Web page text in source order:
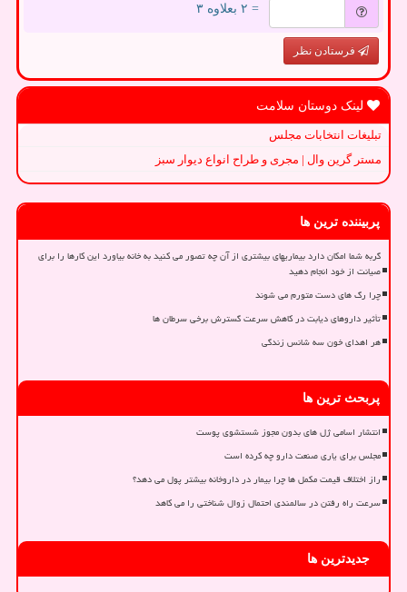
= ۲ بعلاوه ۳
فرستادن نظر
لینک دوستان سلامت
تبلیغات انتخابات مجلس
مستر گرین وال | مجری و طراح انواع دیوار سبز
پربیننده ترین ها
گربه شما امکان دارد بیماریهای بیشتری از آن چه تصور می کنید به خانه بیاورد این کارها را برای
صیانت از خود انجام دهید
چرا رگ های دست متورم می شوند
تأثیر داروهای دیابت در کاهش سرعت گسترش برخی سرطان ها
هر اهدای خون سه شانس زندگی
پربحث ترین ها
انتشار اسامی ژل های بدون مجوز شستشوی پوست
مجلس برای یاری صنعت دارو چه کرده است
راز اختلاف قیمت مکمل ها چرا بیمار در داروخانه بیشتر پول می دهد؟
سرعت راه رفتن در سالمندی احتمال زوال شناختی را می کاهد
جدیدترین ها